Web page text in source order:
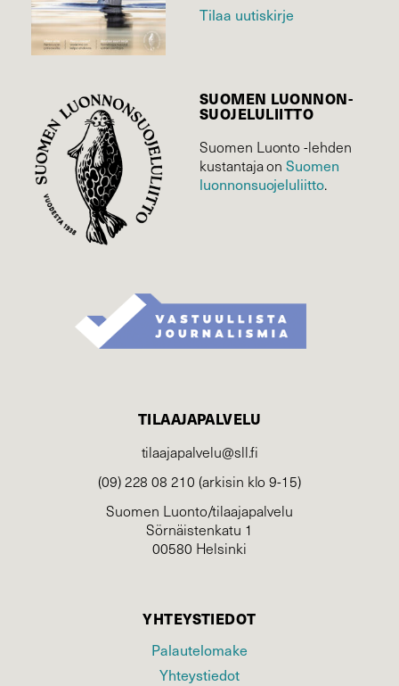
Tilaa uutiskirje
SUOMEN LUONNON­
SUOJELU­LIITTO
Suomen Luonto -lehden
kustantaja onSuomen
luonnonsuojelu­liitto.
TILAAJAPALVELU
tilaajapalvelu@sll.fi
(09) 228 08 210 (arkisin klo 9-15)
Suomen Luonto/tilaajapalvelu
Sörnäistenkatu 1
00580 Helsinki
YHTEYSTIEDOT
Palautelomake
Yhteystiedot